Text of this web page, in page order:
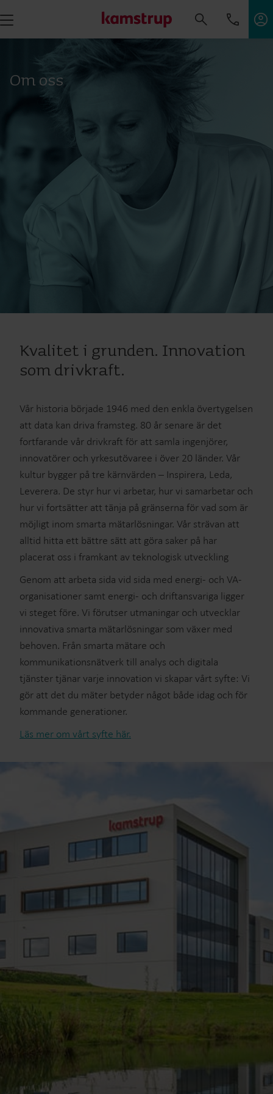
Om oss
Kvalitet i grunden. Innovation
som drivkraft.
Vår historia började 1946 med den enkla övertygelsen
att data kan driva framsteg. 80 år senare är det
fortfarande vår drivkraft för att samla ingenjörer,
innovatörer och yrkesutövaree i över 20 länder. Vår
kultur bygger på tre kärnvärden – Inspirera, Leda,
Leverera. De styr hur vi arbetar, hur vi samarbetar och
hur vi fortsätter att tänja på gränserna för vad som är
möjligt inom smarta mätarlösningar. Vår strävan att
alltid hitta ett bättre sätt att göra saker på har
placerat oss i framkant av teknologisk utveckling
Genom att arbeta sida vid sida med energi- och VA-
organisationer samt energi- och driftansvariga ligger
vi steget före. Vi förutser utmaningar och utvecklar
innovativa smarta mätarlösningar som växer med
behoven. Från smarta mätare och
kommunikationsnätverk till analys och digitala
tjänster tjänar varje innovation vi skapar vårt syfte: Vi
gör att det du mäter betyder något både idag och för
kommande generationer.
Läs mer om vårt syfte här.